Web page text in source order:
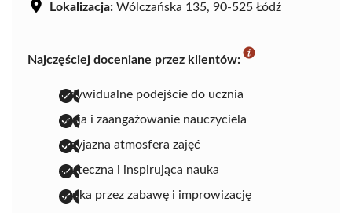
Lokalizacja: Wólczańska 135, 90-525 Łódź
Najczęściej doceniane przez klientów:
indywidualne podejście do ucznia
pasja i zaangażowanie nauczyciela
przyjazna atmosfera zajęć
skuteczna i inspirująca nauka
nauka przez zabawę i improwizację